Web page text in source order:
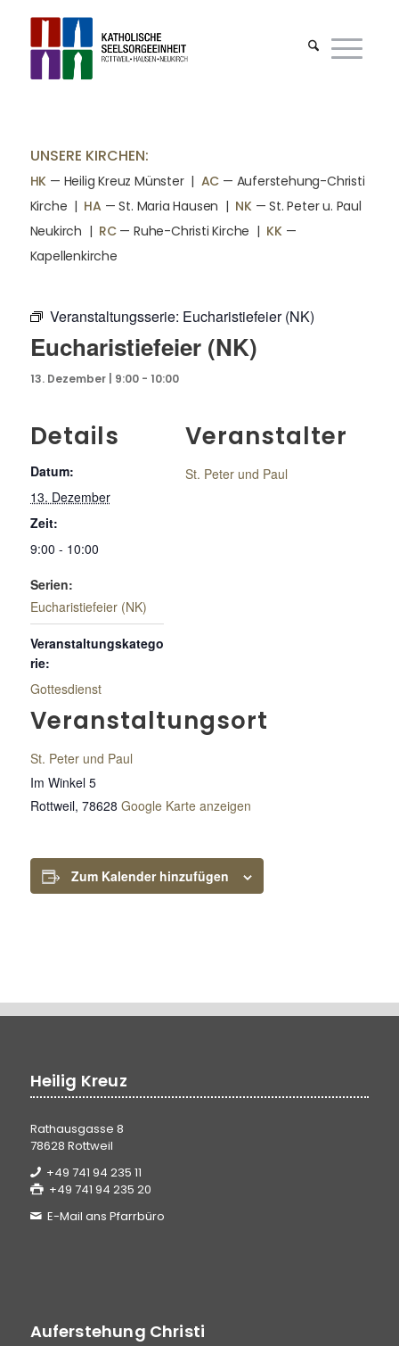
UNSERE KIRCHEN:
HK — Heilig Kreuz Münster | AC — Auferstehung-Christi
Kirche | HA — St. Maria Hausen | NK— St. Peter u. Paul
Neukirch | RC— Ruhe-Christi Kirche | KK—
Kapellenkirche
Veranstaltungsserie: Eucharistiefeier (NK)
Eucharistiefeier (NK)
13. Dezember | 9:00- 10:00
Details
Datum:
13. Dezember
Zeit:
9:00 - 10:00
Serien:
Eucharistiefeier (NK)
Veranstaltungskatego
rie:
Gottesdienst
Veranstaltungsort
St. Peter und Paul
Im Winkel 5
Rottweil, 78628 Google Karte anzeigen
Veranstalter
St. Peter und Paul
Zum Kalender hinzufügen
Heilig Kreuz
Rathausgasse 8
78628 Rottweil
+49 741 94 235 11
+49 741 94 235 20
E-Mail ans Pfarrbüro
Auferstehung Christi